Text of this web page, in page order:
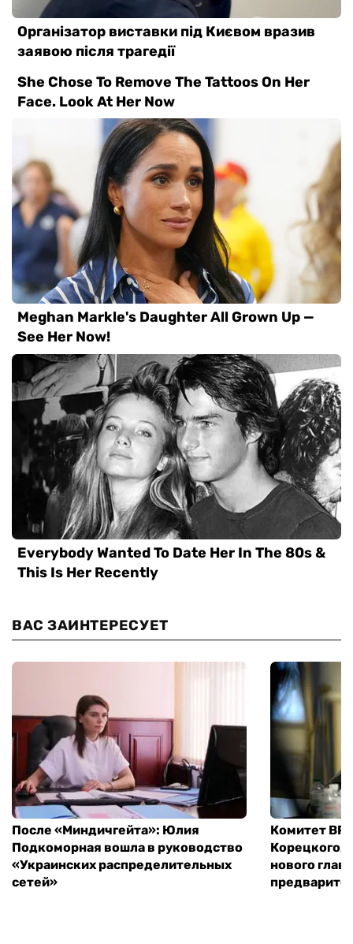
ВАС ЗАИНТЕРЕСУЕТ
После «Миндичгейта»: Юлия
Подкоморная вошла в руководство
«Украинских распределительных
сетей»
Комитет ВР
Корецкого,
нового